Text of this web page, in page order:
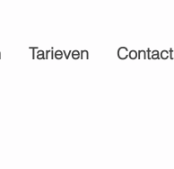
Tarieven Contact